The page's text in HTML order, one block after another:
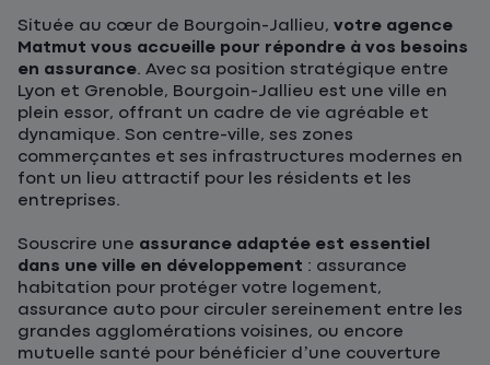
Située au cœur de Bourgoin-Jallieu, votre agence
Matmut vous accueille pour répondre à vos besoins
en assurance. Avec sa position stratégique entre
Lyon et Grenoble, Bourgoin-Jallieu est une ville en
plein essor, offrant un cadre de vie agréable et
dynamique. Son centre-ville, ses zones
commerçantes et ses infrastructures modernes en
font un lieu attractif pour les résidents et les
entreprises.
Souscrire une assurance adaptée est essentiel
dans une ville en développement : assurance
habitation pour protéger votre logement,
assurance auto pour circuler sereinement entre les
grandes agglomérations voisines, ou encore
mutuelle santé pour bénéficier d’une couverture